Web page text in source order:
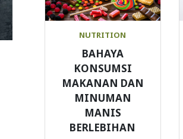
NUTRITION
BAHAYA
KONSUMSI
MAKANAN DAN
MINUMAN
MANIS
BERLEBIHAN